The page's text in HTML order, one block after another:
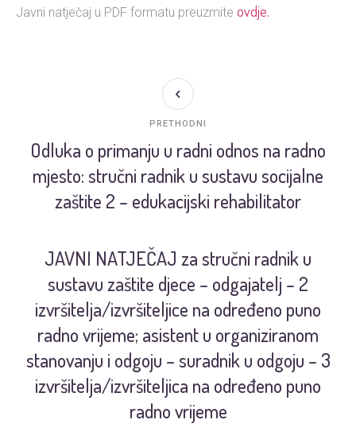
Javni natječaj u PDF formatu preuzmite ovdje.
Odluka o primanju u radni odnos na radno
mjesto: stručni radnik u sustavu socijalne
zaštite 2 – edukacijski rehabilitator
PRETHODNI
JAVNI NATJEČAJ za stručni radnik u
sustavu zaštite djece – odgajatelj – 2
izvršitelja/izvršiteljice na određeno puno
radno vrijeme; asistent u organiziranom
stanovanju i odgoju – suradnik u odgoju – 3
izvršitelja/izvršiteljica na određeno puno
radno vrijeme